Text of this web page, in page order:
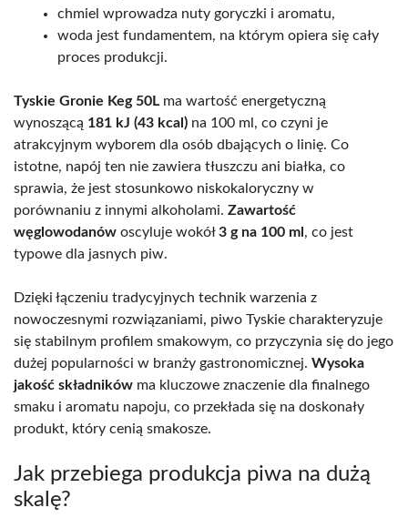
chmiel wprowadza nuty goryczki i aromatu,
woda jest fundamentem, na którym opiera się cały
proces produkcji.
Tyskie Gronie Keg 50L ma wartość energetyczną
wynoszącą 181 kJ (43 kcal) na 100 ml, co czyni je
atrakcyjnym wyborem dla osób dbających o linię. Co
istotne, napój ten nie zawiera tłuszczu ani białka, co
sprawia, że jest stosunkowo niskokaloryczny w
porównaniu z innymi alkoholami. Zawartość
węglowodanów oscyluje wokół3 g na 100 ml , co jest
typowe dla jasnych piw.
Dzięki łączeniu tradycyjnych technik warzenia z
nowoczesnymi rozwiązaniami, piwo Tyskie charakteryzuje
się stabilnym profilem smakowym, co przyczynia się do jego
dużej popularności w branży gastronomicznej. Wysoka
jakość składników ma kluczowe znaczenie dla finalnego
smaku i aromatu napoju, co przekłada się na doskonały
produkt, który cenią smakosze.
Jak przebiega produkcja piwa na dużą
skalę?